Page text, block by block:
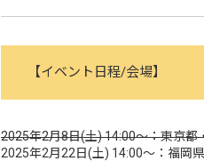
【イベント日程/会場】
2025年2月8日(土) 14:00～：東京都
2025年2月22日(土) 14:00～：福岡